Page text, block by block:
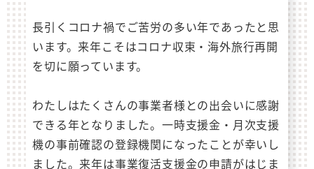
長引くコロナ禍でご苦労の多い年であったと思
います。来年こそはコロナ収束・海外旅行再開
を切に願っています。
わたしはたくさんの事業者様との出会いに感謝
できる年となりました。一時支援金・月次支援
機の事前確認の登録機関になったことが幸いし
ました。来年は事業復活支援金の申請がはじま